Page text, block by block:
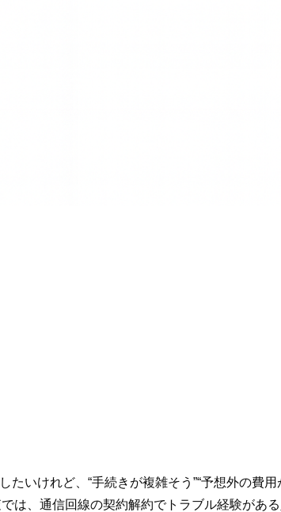
たいけれど、“手続きが複雑そう”“予想外の費
は、通信回線の契約解約でトラブル経験があ